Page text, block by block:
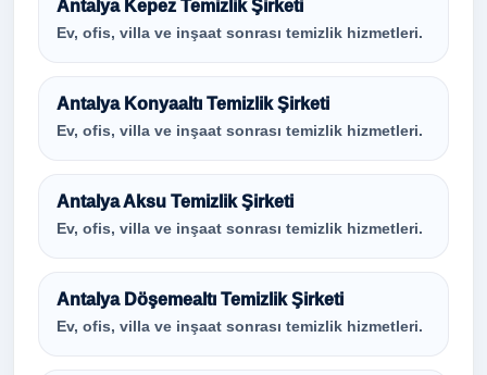
Antalya Kepez Temizlik Şirketi
Ev, ofis, villa ve inşaat sonrası temizlik hizmetleri.
Antalya Konyaaltı Temizlik Şirketi
Ev, ofis, villa ve inşaat sonrası temizlik hizmetleri.
Antalya Aksu Temizlik Şirketi
Ev, ofis, villa ve inşaat sonrası temizlik hizmetleri.
Antalya Döşemealtı Temizlik Şirketi
Ev, ofis, villa ve inşaat sonrası temizlik hizmetleri.